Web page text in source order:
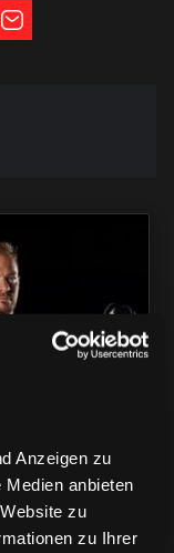
Anzeigen zu
anbieten
zu
zu Ihrer